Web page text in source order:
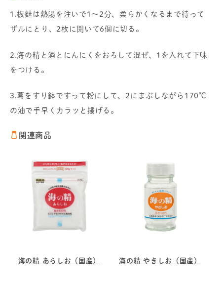
1.板麩は熱湯を注いで1～2分、柔らかくなるまで待って
ザルにとり、2枚に開いて6個に切る。
2.海の精と酒とにんにくをおろして混ぜ、1を入れて下味
をつける。
3.葛をすり鉢ですって粉にして、2にまぶしながら170℃
の油で手早くカラッと揚げる。
関連商品
海の精 あらしお（国産） 海の精 やきしお（国産）